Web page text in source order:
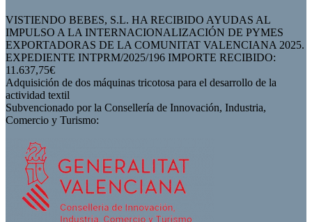
VISTIENDO BEBES, S.L. HA RECIBIDO AYUDAS AL
IMPULSO A LA INTERNACIONALIZACIÓN DE PYMES
EXPORTADORAS DE LA COMUNITAT VALENCIANA 2025.
EXPEDIENTE INTPRM/2025/196 IMPORTE RECIBIDO:
11.637,75€
Adquisición de dos máquinas tricotosa para el desarrollo de la
actividad textil
Subvencionado por la Consellería de Innovación, Industria,
Comercio y Turismo: